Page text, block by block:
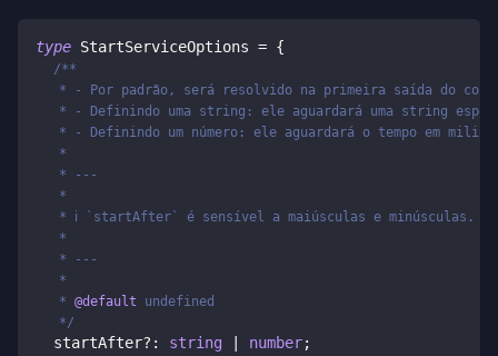
type StartServiceOptions = {
/**
* - Por padrão, será resolvido na primeira saída do
* - Definindo uma string: ele aguardará uma string
* - Definindo um número: ele aguardará o tempo em
   *
   * ---
   *
   * ℹ️ `startAfter` é sensível a maiúsculas e minúsculas.
   *
   * ---
   *
   *
@default undefined
   */
  startAfter
? : string number;